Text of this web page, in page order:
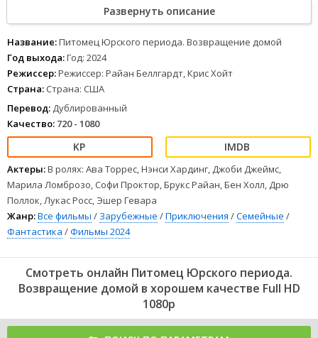
домой и защитить тайный портал от посягательств злодеев.
12345 678
Развернуть описание
Название:Питомец Юрского периода. Возвращение домой
Год выхода:Год: 2024
Режиссер:Режиссер: Райан Беллгардт, Крис Хойт
Страна: Страна: США
Перевод: Дублированный
Качество: 720 - 1080
Актеры:В ролях: Ава Торрес, Нэнси Хардинг, Джоби Джеймс,
Марила Ломброзо, Софи Проктор, Брукс Райан, Бен Холл, Дрю
Поллок, Лукас Росс, Эшер Гевара
Жанр:Все фильмы / Зарубежные /Приключения /Семейные /
Фантастика /Фильмы 2024
Смотреть онлайн Питомец Юрского периода.
Возвращение домой в хорошем качестве Full HD
1080p